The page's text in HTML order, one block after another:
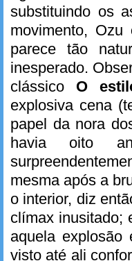
substituindo os
movimento,
parece tão
inesperado.
clássico O
explosiva cena
papel da nora
havia oito
mesma após a
o interior, diz
clímax inusitado;
aquela explosão
visto até ali